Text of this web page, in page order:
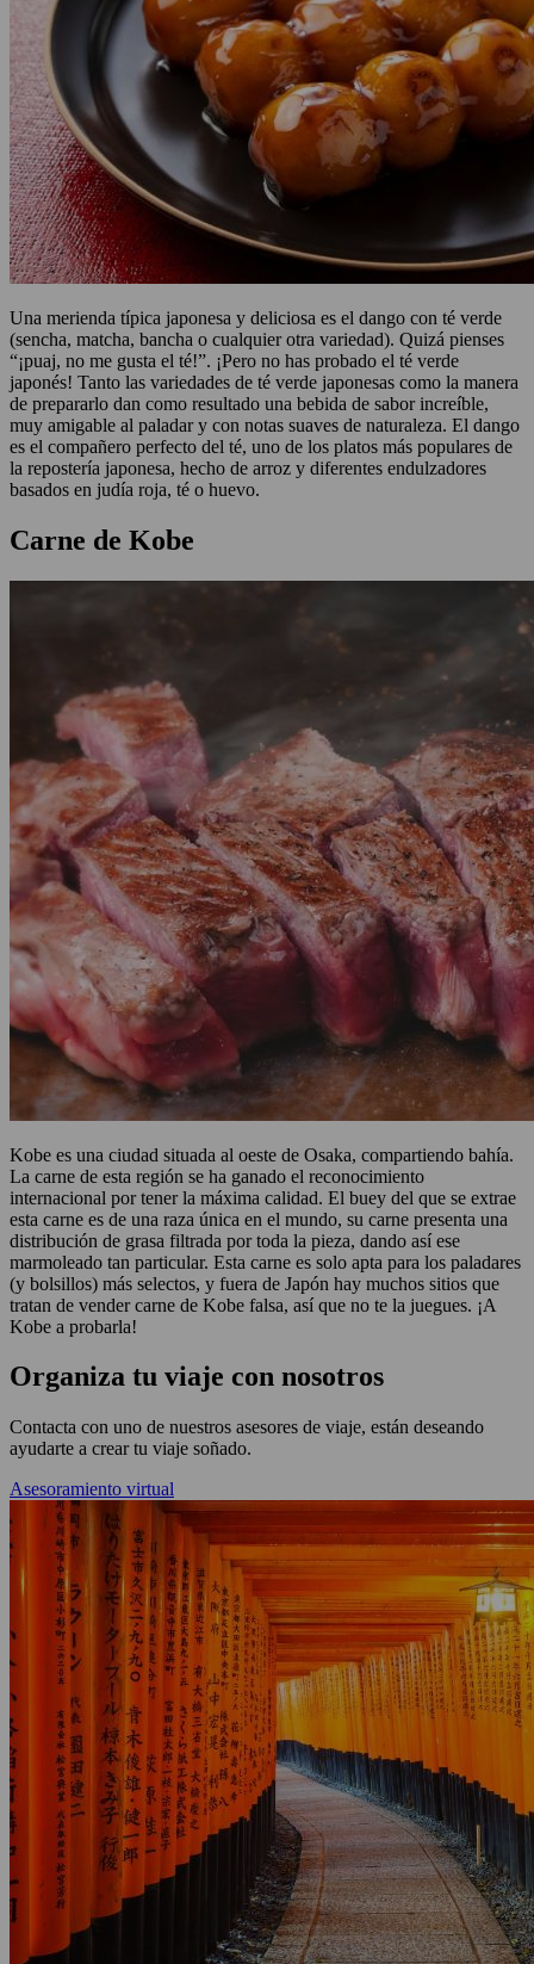
Una merienda típica japonesa y deliciosa es el dango con té verde
(sencha, matcha, bancha o cualquier otra variedad). Quizá pienses
“¡puaj, no me gusta el té!”. ¡Pero no has probado el té verde
japonés! Tanto las variedades de té verde japonesas como la manera
de prepararlo dan como resultado una bebida de sabor increíble,
muy amigable al paladar y con notas suaves de naturaleza. El dango
es el compañero perfecto del té, uno de los platos más populares de
la repostería japonesa, hecho de arroz y diferentes endulzadores
basados en judía roja, té o huevo.
Carne de Kobe
Kobe es una ciudad situada al oeste de Osaka, compartiendo bahía.
La carne de esta región se ha ganado el reconocimiento
internacional por tener la máxima calidad. El buey del que se extrae
esta carne es de una raza única en el mundo, su carne presenta una
distribución de grasa filtrada por toda la pieza, dando así ese
marmoleado tan particular. Esta carne es solo apta para los paladares
(y bolsillos) más selectos, y fuera de Japón hay muchos sitios que
tratan de vender carne de Kobe falsa, así que no te la juegues. ¡A
Kobe a probarla!
Organiza tu viaje con nosotros
Contacta con uno de nuestros asesores de viaje, están deseando
ayudarte a crear tu viaje soñado.
Asesoramiento virtual